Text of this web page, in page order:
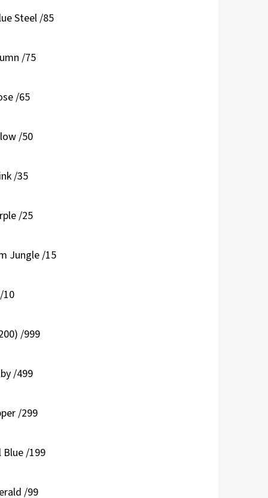
Steel /85
/75
/65
/50
/35
/25
Jungle /15
10
/999
/499
/299
Blue /199
/99